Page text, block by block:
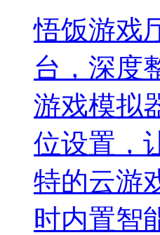
悟饭游戏
台，深度
游戏模拟
位设置，
特的云游
时内置智